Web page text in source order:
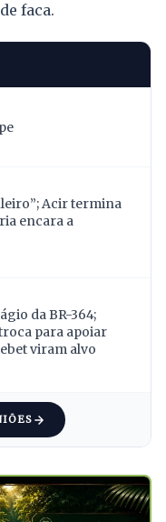
faca.
Acir termina
encara a
da BR-364;
para apoiar
viram alvo